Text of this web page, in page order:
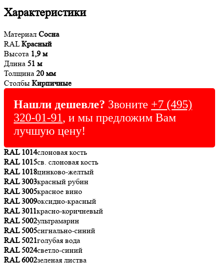
Характеристики
Материал Сосна
RALКрасный
Высота 1,9 м
Длина 51 м
Толщина 20 мм
Столбы Кирпичные
Нашли дешевле? Звоните +7 (495)
320-01-91, и мы предложим Вам
лучшую цену!
RAL 1014слоновая кость
RAL 1015св. слоновая кость
RAL 1018цинково-желтый
RAL 3003красный рубин
RAL 3005красное вино
RAL 3009оксидно-красный
RAL 3011красно-коричневый
RAL 5002ультрамарин
RAL 5005сигнально-синий
RAL 5021голубая вода
RAL 5024светло-синий
RAL 6002зеленая листва